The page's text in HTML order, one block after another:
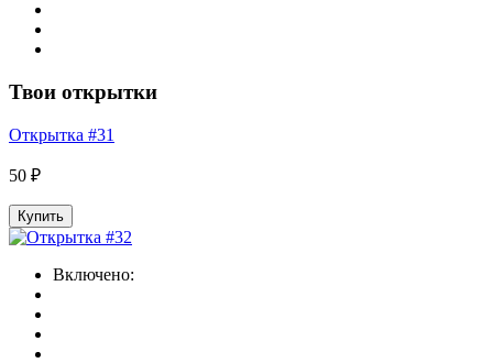
Твои открытки
Открытка #31
50 ₽
Купить
Включено: